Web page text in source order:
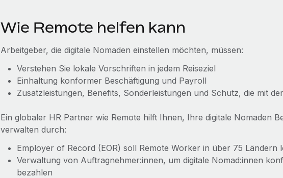
Wie Remote helfen kann
Arbeitgeber, die digitale Nomaden einstellen möchten, müssen:
Verstehen Sie lokale Vorschriften in jedem Reiseziel
Einhaltung konformer Beschäftigung und Payroll
Zusatzleistungen, Benefits, Sonderleistungen und Schutz, die mit
Ein globaler HR Partner wie Remote hilft Ihnen, Ihre digitale Nomaden
verwalten durch:
Employer of Record (EOR) soll Remote Worker in über 75 Ländern
Verwaltung von Auftragnehmer:innen, um digitale Nomad:innen
bezahlen